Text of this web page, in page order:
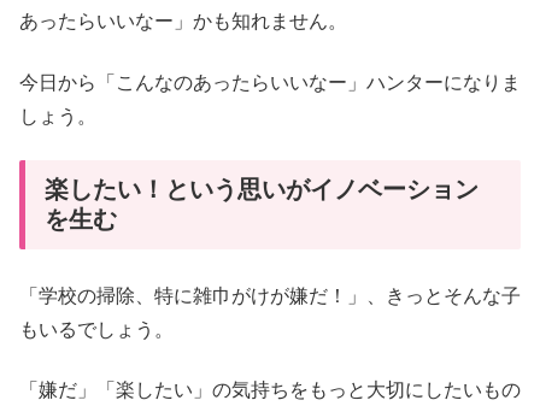
あったらいいなー」かも知れません。
今日から「こんなのあったらいいなー」ハンターになりま
しょう。
楽したい！という思いがイノベーション
を生む
「学校の掃除、特に雑巾がけが嫌だ！」、きっとそんな子
もいるでしょう。
「嫌だ」「楽したい」の気持ちをもっと大切にしたいもの